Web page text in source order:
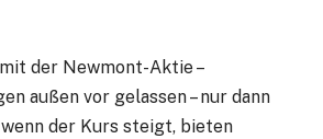
der Newmont-Aktie –
außen vor gelassen – nur dann
der Kurs steigt, bieten